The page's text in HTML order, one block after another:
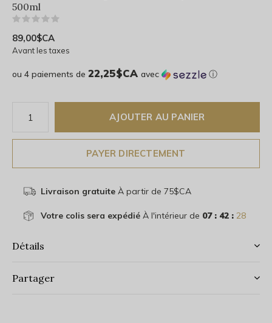
500ml
89,00$CA
Avant les taxes
ou 4 paiements de 22,25$CA avec ⓘ
AJOUTER AU PANIER
PAYER DIRECTEMENT
Livraison gratuiteÀ partir de 75$CA
Votre colis sera expédiéÀ l'intérieur de 07 : 42 : 28
Détails
Partager